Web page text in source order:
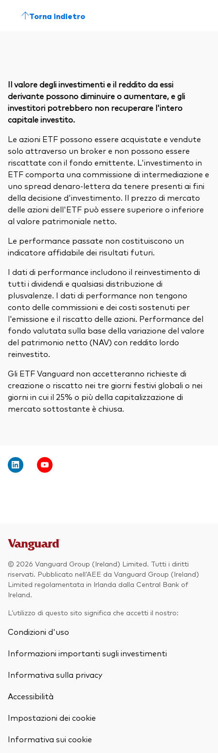
Torna indietro
Il valore degli investimenti e il reddito da essi
derivante possono diminuire o aumentare, e gli
investitori potrebbero non recuperare l'intero
capitale investito.
Le azioni ETF possono essere acquistate e vendute
solo attraverso un broker e non possono essere
riscattate con il fondo emittente. L'investimento in
ETF comporta una commissione di intermediazione e
uno spread denaro-lettera da tenere presenti ai fini
della decisione d'investimento. Il prezzo di mercato
delle azioni dell'ETF può essere superiore o inferiore
al valore patrimoniale netto.
Le performance passate non costituiscono un
indicatore affidabile dei risultati futuri.
I dati di performance includono il reinvestimento di
tutti i dividendi e qualsiasi distribuzione di
plusvalenze. I dati di performance non tengono
conto delle commissioni e dei costi sostenuti per
l'emissione e il riscatto delle azioni. Performance del
fondo valutata sulla base della variazione del valore
del patrimonio netto (NAV) con reddito lordo
reinvestito.
Gli ETF Vanguard non accetteranno richieste di
creazione o riscatto nei tre giorni festivi globali o nei
giorni in cui il 25% o più della capitalizzazione di
mercato sottostante è chiusa.
© 2026 Vanguard Group (Ireland) Limited. Tutti i diritti
riservati. Pubblicato nell’AEE da Vanguard Group (Ireland)
Limited regolamentata in Irlanda dalla Central Bank of
Ireland.
L’utilizzo di questo sito significa che accetti il nostro:
Condizioni d'uso
Informazioni importanti sugli investimenti
Informativa sulla privacy
Accessibilità
Impostazioni dei cookie
Informativa sui cookie